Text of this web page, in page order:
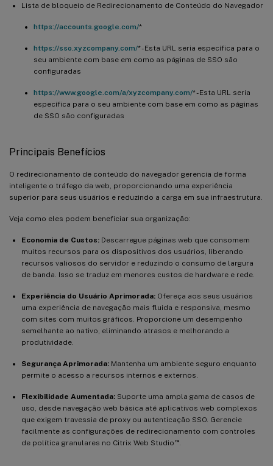
Lista de bloqueio de Redirecionamento de Conteúdo do Navegador
https://accounts.google.com/*
https://sso.xyzcompany.com/* - Esta URL seria específica para o
seu ambiente com base em como as páginas de SSO são
configuradas
https://www.google.com/a/xyzcompany.com/* - Esta URL seria
específica para o seu ambiente com base em como as páginas
de SSO são configuradas
Principais Benefícios
O redirecionamento de conteúdo do navegador gerencia de forma
inteligente o tráfego da web, proporcionando uma experiência
superior para seus usuários e reduzindo a carga em sua infraestrutura.
Veja como eles podem beneficiar sua organização:
Economia de Custos: Descarregue páginas web que consomem
muitos recursos para os dispositivos dos usuários, liberando
recursos valiosos do servidor e reduzindo o consumo de largura
de banda. Isso se traduz em menores custos de hardware e rede.
Experiência do Usuário Aprimorada: Ofereça aos seus usuários
uma experiência de navegação mais fluida e responsiva, mesmo
com sites com muitos gráficos. Proporcione um desempenho
semelhante ao nativo, eliminando atrasos e melhorando a
produtividade.
Segurança Aprimorada: Mantenha um ambiente seguro enquanto
permite o acesso a recursos internos e externos.
Flexibilidade Aumentada: Suporte uma ampla gama de casos de
uso, desde navegação web básica até aplicativos web complexos
que exigem travessia de proxy ou autenticação SSO. Gerencie
facilmente as configurações de redirecionamento com controles
de política granulares no Citrix Web Studio ™.